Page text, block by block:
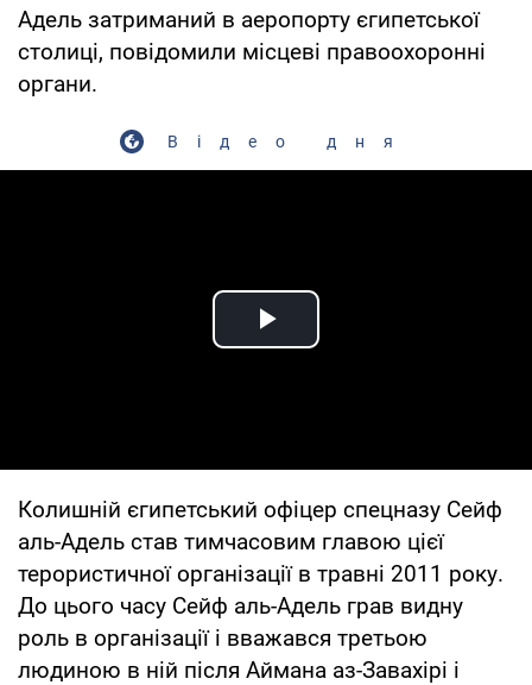
Адель затриманий в аеропорту єгипетської
столиці, повідомили місцеві правоохоронні
органи.
Відео дня
Play Video
Колишній єгипетський офіцер спецназу Сейф
аль-Адель став тимчасовим главою цієї
терористичної організації в травні 2011 року.
До цього часу Сейф аль-Адель грав видну
роль в організації і вважався третьою
людиною в ній після Аймана аз-Завахірі і